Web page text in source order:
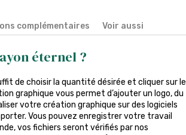
complémentaires Voir aussi
éternel ?
de choisir la quantité désirée et cliquer sur le
graphique vous permet d’ajouter un logo, du
votre création graphique sur des logiciels
Vous pouvez enregistrer votre travail
vos fichiers seront vérifiés par nos